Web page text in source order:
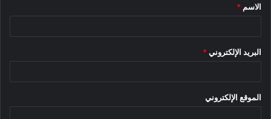
*
الاسم *
البريد الإلكتروني *
الموقع الإلكتروني